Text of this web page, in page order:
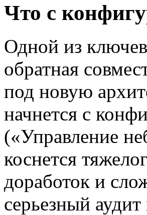
Что с
Одной из
обратная
под новую
начнется с
(«Управление
коснется
доработок и
серьезный